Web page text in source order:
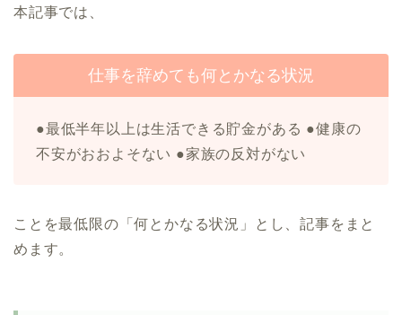
本記事では、
仕事を辞めても何とかなる状況
●最低半年以上は生活できる貯金がある ●健康の
不安がおおよそない ●家族の反対がない
ことを最低限の「何とかなる状況」とし、記事をまと
めます。